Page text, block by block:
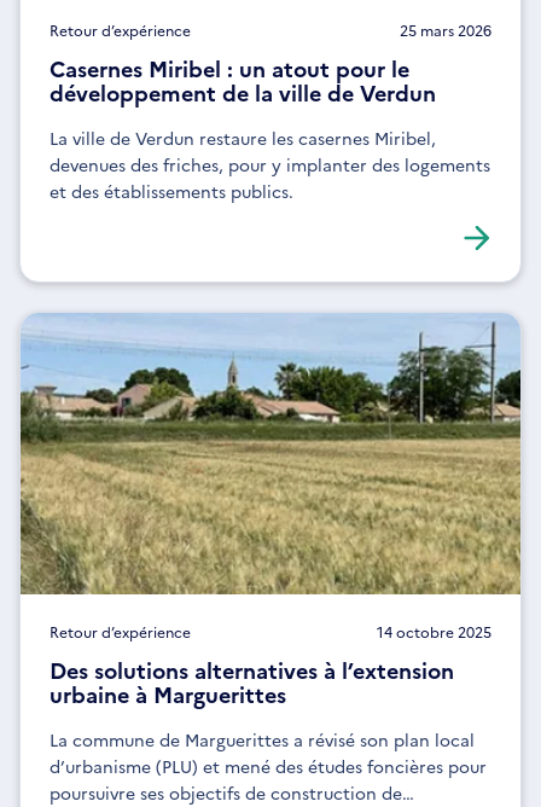
Retour d’expérience 25 mars 2026
Casernes Miribel : un atout pour le
développement de la ville de Verdun
La ville de Verdun restaure les casernes Miribel,
devenues des friches, pour y implanter des logements
et des établissements publics.
Retour d’expérience 14 octobre 2025
Des solutions alternatives à l’extension
urbaine à Marguerittes
La commune de Marguerittes a révisé son plan local
d’urbanisme (PLU) et mené des études foncières pour
poursuivre ses objectifs de construction de